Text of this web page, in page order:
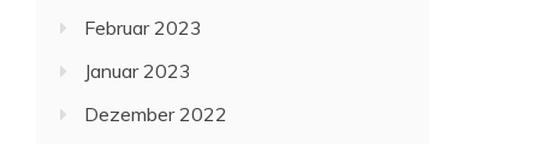
Februar 2023
Januar 2023
Dezember 2022